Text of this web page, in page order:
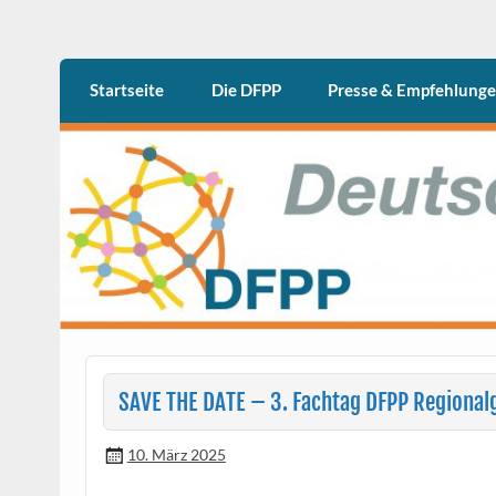
DFPPDeutschen Fachgesellschaft Psychiatrische
Startseite Die DFPP Presse &
SAVE THE DATE – 3. Fachtag DFPP
10. März 2025